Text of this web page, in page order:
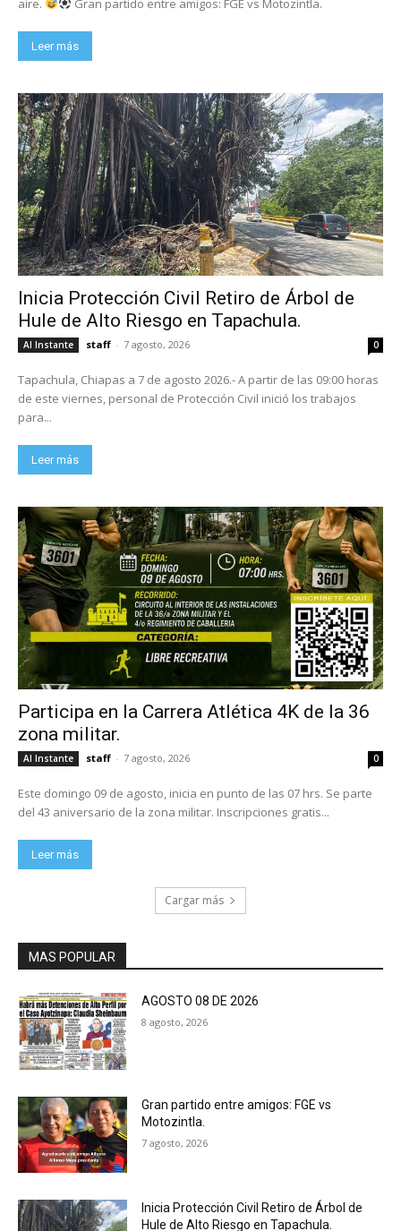
aire. Gran partido entre amigos: FGE vs Motozintla.
Leer más
Inicia Protección Civil Retiro de Árbol de
Hule de Alto Riesgo en Tapachula.
Al Instante staff - 7 agosto, 2026 0
Tapachula, Chiapas a 7 de agosto 2026.- A partir de las 09:00 horas
de este viernes, personal de Protección Civil inició los trabajos
para...
Leer más
Participa en la Carrera Atlética 4K de la 36
zona militar.
Al Instante staff - 7 agosto, 2026 0
Este domingo 09 de agosto, inicia en punto de las 07 hrs. Se parte
del 43 aniversario de la zona militar. Inscripciones gratis...
Leer más
Cargar más
MAS POPULAR
AGOSTO 08 DE 2026
8 agosto, 2026
Gran partido entre amigos: FGE vs
Motozintla.
7 agosto, 2026
Inicia Protección Civil Retiro de Árbol de
Hule de Alto Riesgo en Tapachula.